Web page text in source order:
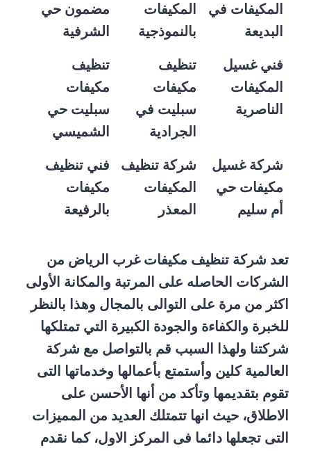
المكيفات في
البديعة
المكيفات
بالنموذجية
مضمون حي
الشرفية
فني غسيل
المكيفات
الناصرية
تنظيف
مكيفات
سبليت في
الجرادية
تنظيف
مكيفات
سبليت حي
الشميسي
شركة غسيل
مكيفات حي
أم سليم
شركة تنظيف
المكيفات
المعذر
فني تنظيف
مكيفات
بالرفيعة
تعد شركة تنظيف مكيفات غرب الرياض من
الشركات الحاصله على المرتبة والمكانة الأولى
اكثر من مرة على التوالى بالمجال وهذا بالنظر
للخبرة والكفاءة والجودة الكبيرة التي تمتلكها
شركتنا ولهذا السبب قم بالتواصل مع شركة
العالمية كلين وأستمتع بأعمالها وخدماتها التى
تقوم بتقديمها وتأكد من أنها الأحسن على
الاطلاق، حيث انها تتمتلك العديد من المميزات
التى تجعلها دائما فى المركز الاول، كما نقدم